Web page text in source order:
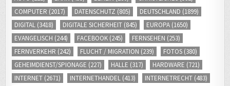
COMPUTER (2017) DATENSCHUTZ (805) DEUTSCHLAND (1899)
DIGITAL (3418) DIGITALE SICHERHEIT (845) EUROPA (1650)
EVANGELISCH (244) FACEBOOK (245) FERNSEHEN (253)
FERNVERKEHR (242) FLUCHT / MIGRATION (239) FOTOS (380)
GEHEIMDIENST/SPIONAGE (227) HALLE (317) HARDWARE (721)
INTERNET (2671) INTERNETHANDEL (413) INTERNETRECHT (483)